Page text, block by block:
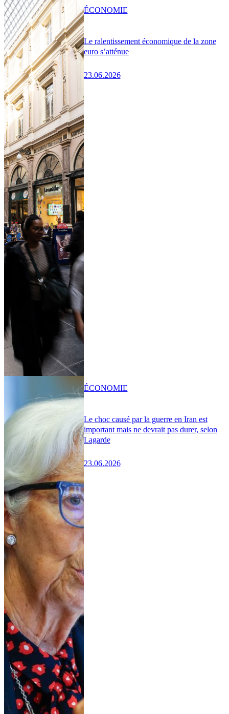
Le ralentissement économique de la zone
euro s’atténue
23.06.2026
ÉCONOMIE
Le choc causé par la guerre en Iran est
important mais ne devrait pas durer, selon
Lagarde
23.06.2026
ÉCONOMIE